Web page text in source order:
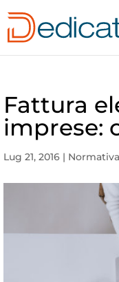
Fattura
imprese:
Lug 21, 2016 | Normativa